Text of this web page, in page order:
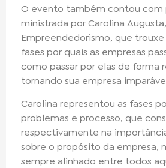
O evento também contou com
ministrada por Carolina
Empreendedorismo, que
fases por quais as empresas
como passar por elas de forma
tornando sua empresa
Carolina representou as fases
problemas e processo, que
respectivamente na
sobre o propósito da empresa,
sempre alinhado entre todos